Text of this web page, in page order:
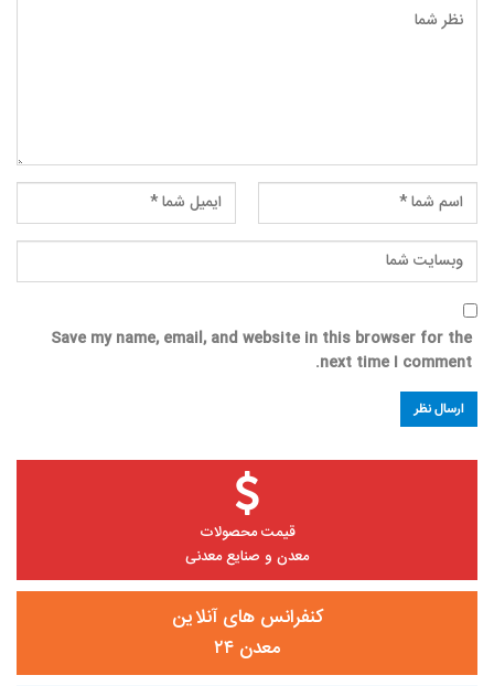
Save my name, email, and website in this browser for the
next time I comment.
قیمت محصولات
معدن و صنایع معدنی
کنفرانس های آنلاین
معدن ۲۴